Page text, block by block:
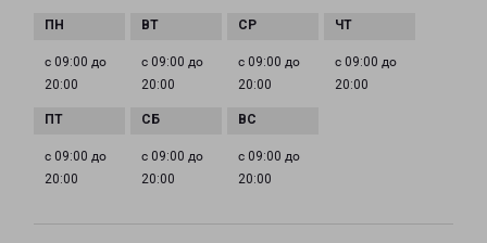
с 09:00 до
20:00
с 09:00 до
20:00
с 09:00 до
20:00
с 09:00 до
20:00
с 09:00 до
20:00
с 09:00 до
20:00
с 09:00 до
20:00